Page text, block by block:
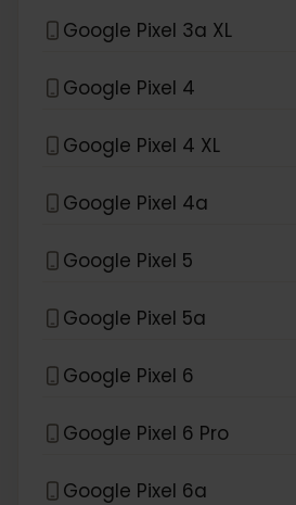
Google Pixel 3a XL
Google Pixel 4
Google Pixel 4 XL
Google Pixel 4a
Google Pixel 5
Google Pixel 5a
Google Pixel 6
Google Pixel 6 Pro
Google Pixel 6a